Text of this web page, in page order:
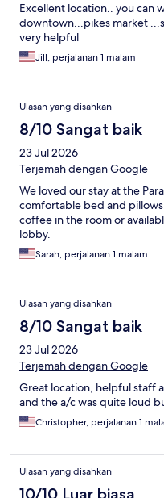
Excellent location.. you can
downtown...pikes market
very helpful
Jill, perjalanan 1 malam
Ulasan yang disahkan
8/10 Sangat baik
23 Jul 2026
Terjemah dengan Google
We loved our stay at the
comfortable bed and
coffee in the room or
lobby.
Sarah, perjalanan 1 malam
Ulasan yang disahkan
8/10 Sangat baik
23 Jul 2026
Terjemah dengan Google
Great location, helpful staff
and the a/c was quite loud
Christopher, perjalanan 1
Ulasan yang disahkan